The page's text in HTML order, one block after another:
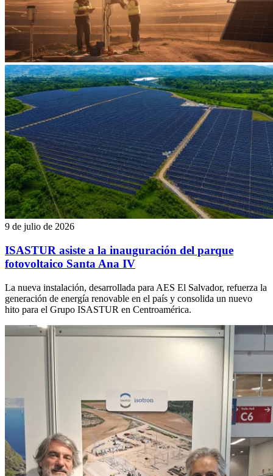
9 de julio de 2026
ISASTUR asiste a la inauguración del parque
fotovoltaico Santa Ana IV
La nueva instalación, desarrollada para AES El Salvador, refuerza la
generación de energía renovable en el país y consolida un nuevo
hito para el Grupo ISASTUR en Centroamérica.